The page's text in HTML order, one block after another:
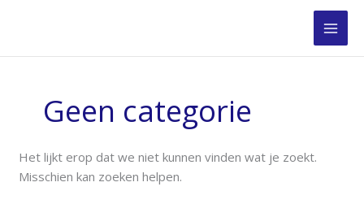
Geen categorie
Het lijkt erop dat we niet kunnen vinden wat je zoekt.
Misschien kan zoeken helpen.